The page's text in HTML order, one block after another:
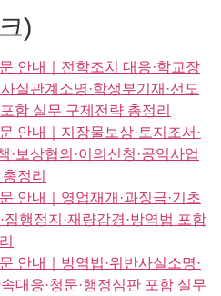
)
안내｜전학조치 대응·학교장
실관계소명·학생부기재·선도
함 실무 구제전략 총정리
안내｜지장물보상·토지조서·
·보상협의·이의신청·공익사업
정리
안내｜영업재개·과징금·기초
집행정지·재량감경·방역법 포함
안내｜방역법·위반사실소명·
대응·청문·행정심판 포함 실무